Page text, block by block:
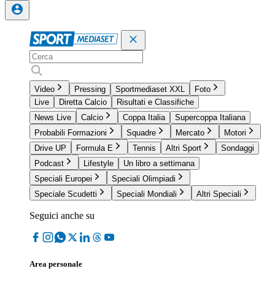
Video Pressing Sportmediaset XXL
Foto
Live
Diretta Calcio
Risultati e Classifiche
News Live
Calcio Coppa Italia
Supercoppa Italiana
Probabili Formazioni
Squadre Mercato
Motori
Drive UP
Formula E Tennis Altri Sport
Sondaggi
Podcast
Lifestyle
Un libro a settimana
Speciali Europei
Speciali Olimpiadi
Speciale Scudetti
Speciali Mondiali Altri Speciali
Seguici anche su
Area personale